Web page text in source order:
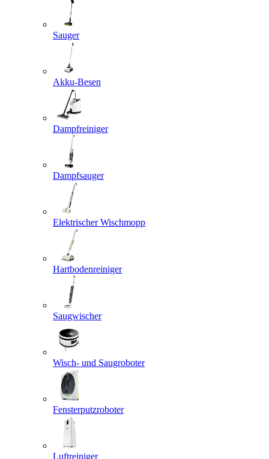
Sauger
Akku-Besen
Dampfreiniger
Dampfsauger
Elektrischer Wischmopp
Hartbodenreiniger
Saugwischer
Wisch- und Saugroboter
Fensterputzroboter
Luftreiniger